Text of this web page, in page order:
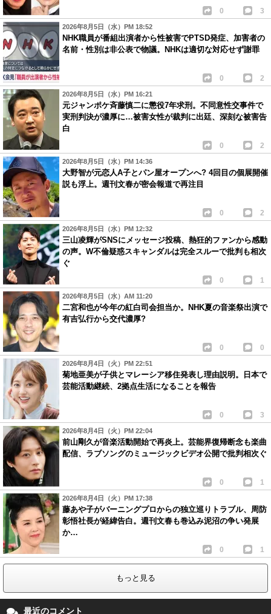
0 3
2026年8月5日（水）PM 18:52
NHK職員が番組出演者から性被害でPTSD発症、加害者の
名前・性別は非公表で物議。NHKは適切な対応せず謝罪
0 2
2026年8月5日（水）PM 16:21
元ジャンポケ斉藤慎二に懲役7年求刑。不同意性交事件で
実刑判決が濃厚に…被害女性が裁判に出廷、深刻な被害告
白
0 2
2026年8月5日（水）PM 14:36
大野智が元恋人A子とパン屋オープンへ? 4回目の個展開催
説も浮上。週刊文春が密会報道で再注目
0 2
2026年8月5日（水）PM 12:32
三山凌輝がSNSにメッセージ投稿、熱狂的ファンから感動
の声。W不倫疑惑スキャンダルは完全スルーで批判も相次
ぐ
0 1
2026年8月5日（水）AM 11:20
二宮和也が今年の紅白司会担当か。NHK夏の音楽祭出演で
有吉弘行から交代濃厚?
0 0
2026年8月4日（火）PM 22:51
菊地亜美が子供とマレーシア移住発表し理由説明。日本で
芸能活動継続、2拠点生活になることを報告
0 3
2026年8月4日（火）PM 22:04
前山剛久が音楽活動開始で再炎上。芸能界復帰断念も楽曲
配信、ラブソングのミュージックビデオ公開で批判相次ぐ
0 1
2026年8月4日（火）PM 17:38
藤あや子がバーニングプロからの独立巡りトラブル、周防
彰悟社長が経緯告白。週刊文春も巻込み泥沼の争い発展
か…
0 1
もっと見る
最近のコメント